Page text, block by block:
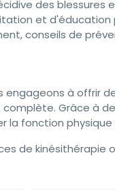
des
et d'éducation
conseils de
engageons à offrir
Grâce à
la fonction
de